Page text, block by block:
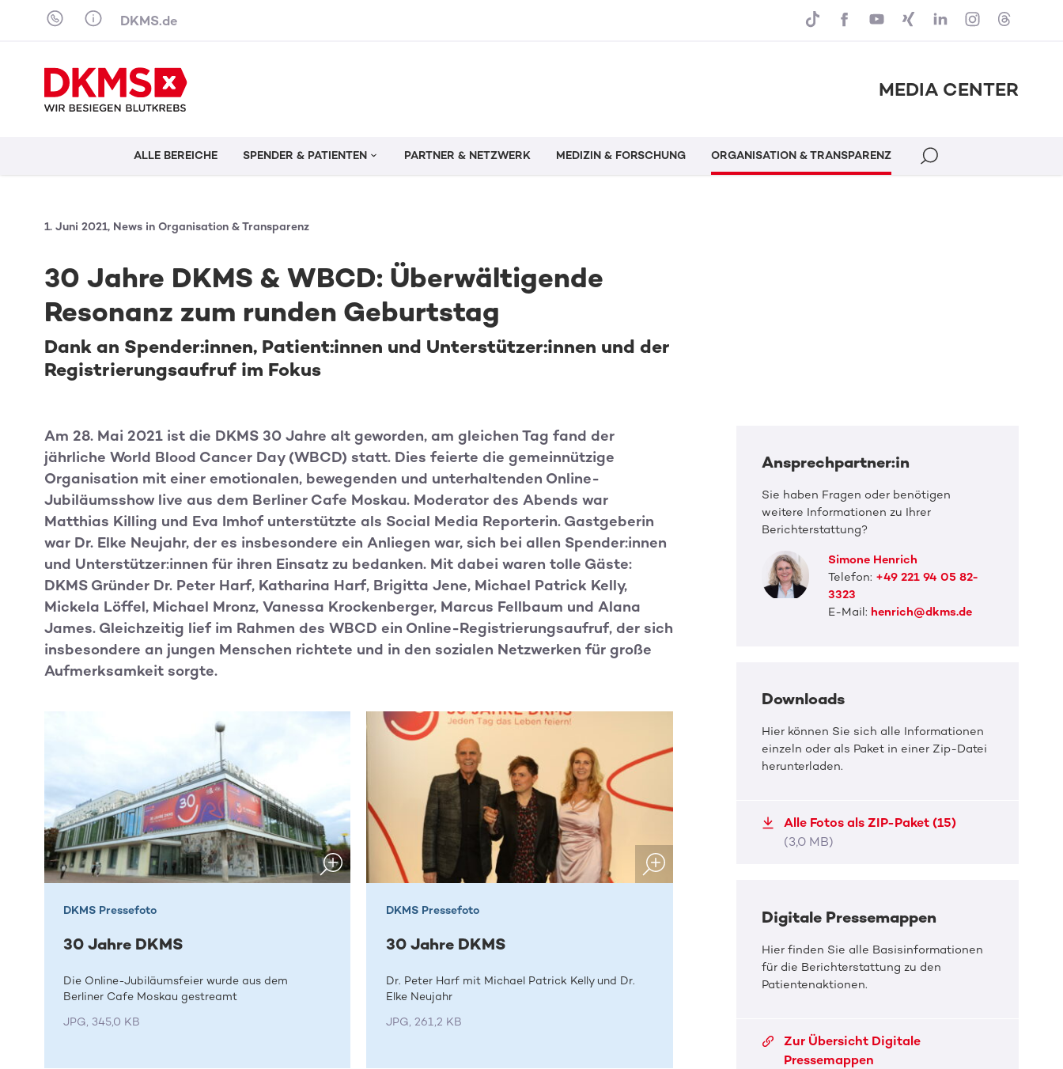
Skip to content
DKMS.de
MEDIA CENTER
ALLE BEREICHE SPENDER & PATIENTEN PARTNER & NETZWERK MEDIZIN & FORSCHUNG ORGANISATION & TRANSPARENZ
1. Juni 2021, News in Organisation & Transparenz
30 Jahre DKMS & WBCD: Überwältigende
Resonanz zum runden Geburtstag
Dank an Spender:innen, Patient:innen und Unterstützer:innen und der
Registrierungsaufruf im Fokus
Am 28. Mai 2021 ist die DKMS 30 Jahre alt geworden, am gleichen Tag fand der
jährliche World Blood Cancer Day (WBCD) statt. Dies feierte die gemeinnützige
Organisation mit einer emotionalen, bewegenden und unterhaltenden Online-
Jubiläumsshow live aus dem Berliner Cafe Moskau. Moderator des Abends war
Matthias Killing und Eva Imhof unterstützte als Social Media Reporterin. Gastgeberin
war Dr. Elke Neujahr, der es insbesondere ein Anliegen war, sich bei allen Spender:innen
und Unterstützer:innen für ihren Einsatz zu bedanken. Mit dabei waren tolle Gäste:
DKMS Gründer Dr. Peter Harf, Katharina Harf, Brigitta Jene, Michael Patrick Kelly,
Mickela Löffel, Michael Mronz, Vanessa Krockenberger, Marcus Fellbaum und Alana
James. Gleichzeitig lief im Rahmen des WBCD ein Online-Registrierungsaufruf, der sich
insbesondere an jungen Menschen richtete und in den sozialen Netzwerken für große
Aufmerksamkeit sorgte.
DKMS Pressefoto
30 Jahre DKMS
Die Online-Jubiläumsfeier wurde aus dem
Berliner Cafe Moskau gestreamt
JPG, 345,0 KB
DKMS Pressefoto
30 Jahre DKMS
Dr. Peter Harf mit Michael Patrick Kelly und Dr.
Elke Neujahr
JPG, 261,2 KB
DKMS Pressefoto
30 Jahre DKMS
Mit Michael Mronz ein Rückblick auf das
Ansprechpartner:in
Sie haben Fragen oder benötigen
weitere Informationen zu Ihrer
Berichterstattung?
Simone Henrich
Telefon: +49 221 94 05 82-
3323
E-Mail: henrich@dkms.de
Downloads
Hier können Sie sich alle Informationen
einzeln oder als Paket in einer Zip-Datei
herunterladen.
Alle Fotos als ZIP-Paket (15)
(3,0 MB)
Digitale Pressemappen
Hier finden Sie alle Basisinformationen
für die Berichterstattung zu den
Patientenaktionen.
Zur Übersicht Digitale
Pressemappen